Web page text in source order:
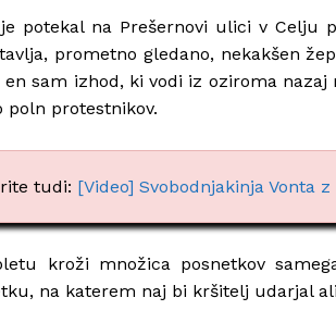
potekal na Prešernovi ulici v Celju
prometno gledano, nekakšen
sam izhod, ki vodi iz oziroma
poln protestnikov.
tudi: [Video] Svobodnjakinja Vonta
kroži množica posnetkov
na katerem naj bi kršitelj udarjal